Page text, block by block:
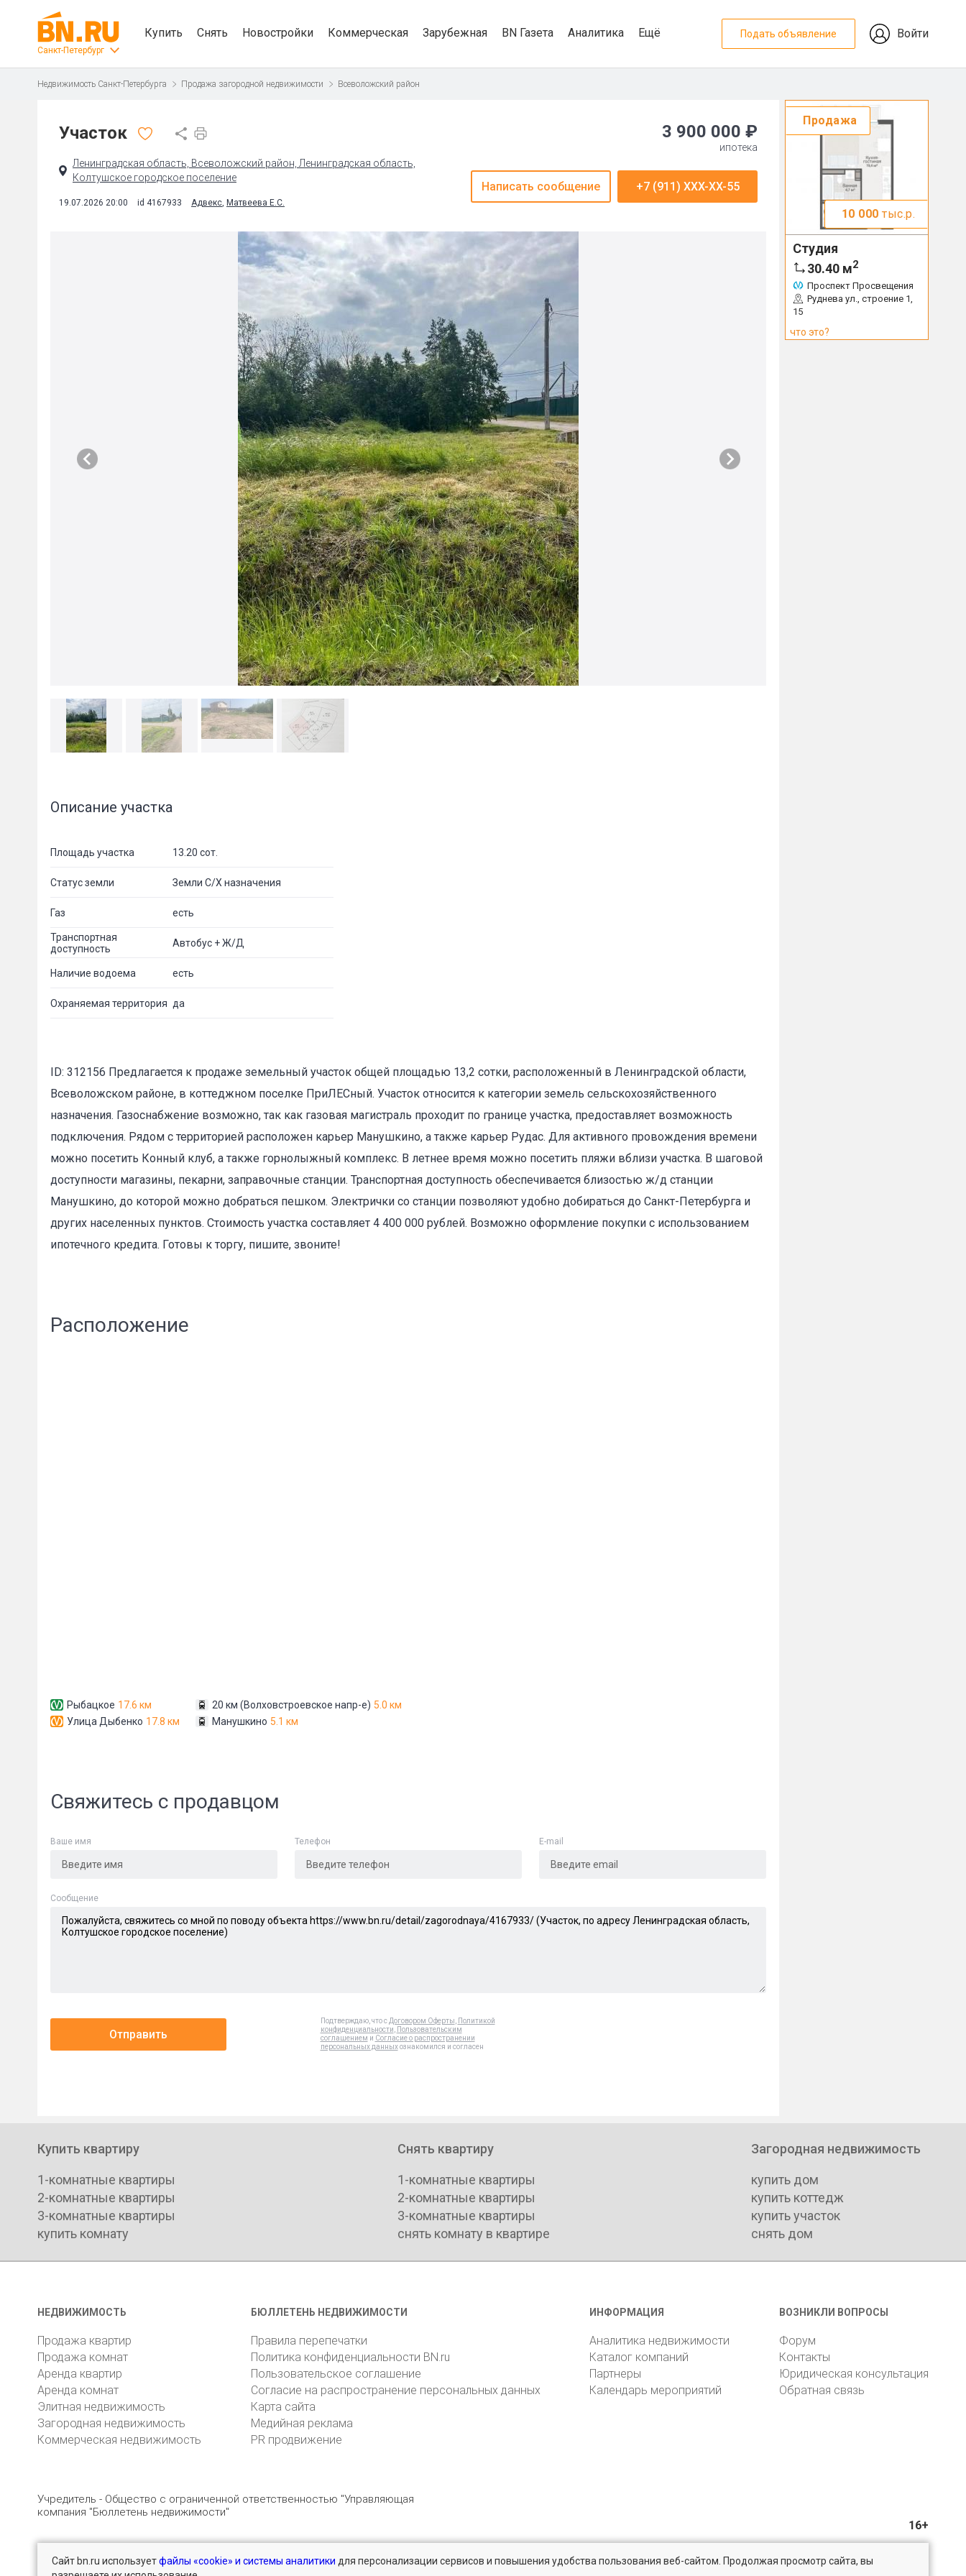
Санкт-Петербург
Купить Снять Новостройки Коммерческая Зарубежная BN Газета Аналитика Ещё Подать объявление Войти
Недвижимость Санкт-Петербурга Продажа загородной недвижимости Всеволожский район
Участок
Ленинградская область, Всеволожский район, Ленинградская область,
Колтушское городское поселение
19.07.2026 20:00 id 4167933 Адвекс, Матвеева Е.С.
3 900 000 ₽
ипотека
Написать сообщение +7 (911) XXX-XX-55
Описание участка
Площадь участка 13.20 сот.
Статус земли Земли С/Х назначения
Газ есть
Транспортная
доступность
Автобус + Ж/Д
Наличие водоема есть
Охраняемая территория да
ID: 312156 Предлагается к продаже земельный участок общей площадью 13,2 сотки, расположенный в Ленинградской области,
Всеволожском районе, в коттеджном поселке ПриЛЕСный. Участок относится к категории земель сельскохозяйственного
назначения. Газоснабжение возможно, так как газовая магистраль проходит по границе участка, предоставляет возможность
подключения. Рядом с территорией расположен карьер Манушкино, а также карьер Рудас. Для активного провождения времени
можно посетить Конный клуб, а также горнолыжный комплекс. В летнее время можно посетить пляжи вблизи участка. В шаговой
доступности магазины, пекарни, заправочные станции. Транспортная доступность обеспечивается близостью ж/д станции
Манушкино, до которой можно добраться пешком. Электрички со станции позволяют удобно добираться до Санкт-Петербурга и
других населенных пунктов. Стоимость участка составляет 4 400 000 рублей. Возможно оформление покупки с использованием
ипотечного кредита. Готовы к торгу, пишите, звоните!
Расположение
Рыбацкое 17.6 км
Улица Дыбенко 17.8 км
20 км (Волховстроевское напр-е) 5.0 км
Манушкино 5.1 км
Свяжитесь с продавцом
Ваше имя Телефон E-mail
Cообщение
Отправить
Подтверждаю, что с Договором Оферты
Политикой
конфиденциальности
Пользовательским
соглашением и Согласие о распространении
персональных данныхознакомился и согласен
Пожаловаться на объявление
Ваше имя
Продажа
10 000 тыс.р.
Студия
30.40 м2
Проспект Просвещения
Руднева ул., строение 1,
15
что это?
Купить квартиру
1-комнатные квартиры
2-комнатные квартиры
3-комнатные квартиры
купить комнату
Снять квартиру
1-комнатные квартиры
2-комнатные квартиры
3-комнатные квартиры
снять комнату в квартире
Загородная недвижимость
купить дом
купить коттедж
купить участок
снять дом
НЕДВИЖИМОСТЬ
Продажа квартир
Продажа комнат
Аренда квартир
Аренда комнат
Элитная недвижимость
Загородная недвижимость
Коммерческая недвижимость
БЮЛЛЕТЕНЬ НЕДВИЖИМОСТИ
Правила перепечатки
Политика конфиденциальности BN.ru
Пользовательское соглашение
Согласие на распространение персональных данных
Карта сайта
Медийная реклама
PR продвижение
ИНФОРМАЦИЯ
Аналитика недвижимости
Каталог компаний
Партнеры
Календарь мероприятий
ВОЗНИКЛИ ВОПРОСЫ
Форум
Контакты
Юридическая консультация
Обратная связь
Учредитель - Общество с ограниченной ответственностью "Управляющая
компания "Бюллетень недвижимости"
16+
© 2005 – 2026, ООО «УК «БН» 8 (812) 331-93-56 196105, Санкт-Петербург, пр. Юрия Гагарина, 1 reklama@bn.ru
Сайт bn.ru используетфайлы «cookie» и системы аналитики для персонализации сервисов и повышения удобства пользования веб-сайтом. Продолжая просмотр сайта, вы